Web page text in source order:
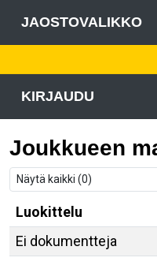
JAOSTOVALIKKO
KIRJAUDU
Joukkueen
Luokittelu
Ei dokumentteja